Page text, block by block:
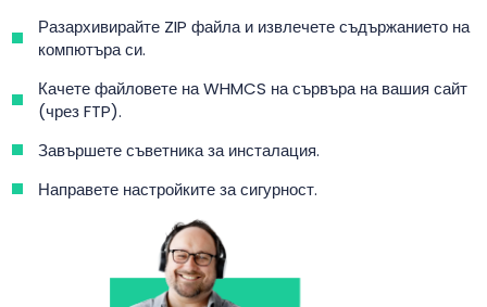
Разархивирайте ZIP файла и извлечете съдържанието на
компютъра си.
Качете файловете на WHMCS на сървъра на вашия сайт
(чрез FTP).
Завършете съветника за инсталация.
Направете настройките за сигурност.